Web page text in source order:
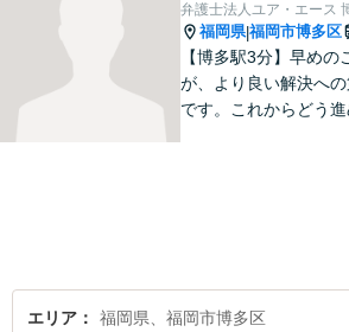
弁護士法人ユア・エース
福岡県|福岡市博多区
【博多駅3分】早めの
が、より良い解決へ
です。これからどう進
エリア 福岡県、福岡市博多区